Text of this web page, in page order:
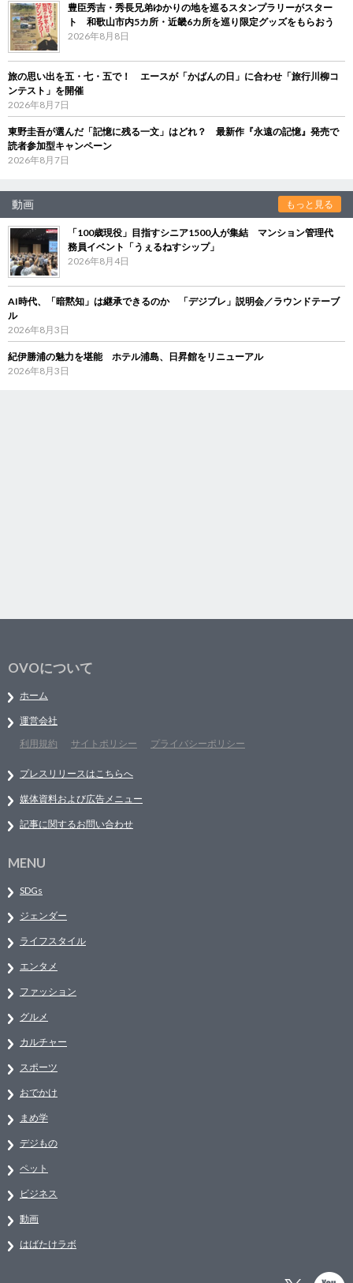
豊臣秀吉・秀長兄弟ゆかりの地を巡るスタンプラリーがスター
ト 和歌山市内5カ所・近畿6カ所を巡り限定グッズをもらおう
2026年8月8日
旅の思い出を五・七・五で！ エースが「かばんの日」に合わせ「旅行川柳コ
ンテスト」を開催
2026年8月7日
東野圭吾が選んだ「記憶に残る一文」はどれ？ 最新作『永遠の記憶』発売で
読者参加型キャンペーン
2026年8月7日
動画 もっと見る
「100歳現役」目指すシニア1500人が集結 マンション管理代
務員イベント「うぇるねすシップ」
2026年8月4日
AI時代、「暗黙知」は継承できるのか 「デジブレ」説明会／ラウンドテーブ
ル
2026年8月3日
紀伊勝浦の魅力を堪能 ホテル浦島、日昇館をリニューアル
2026年8月3日
OVOについて
ホーム
運営会社
利用規約
サイトポリシー プライバシーポリシー
プレスリリースはこちらへ
媒体資料および広告メニュー
記事に関するお問い合わせ
MENU
SDGs
ジェンダー
ライフスタイル
エンタメ
ファッション
グルメ
カルチャー
スポーツ
おでかけ
まめ学
デジもの
ペット
ビジネス
動画
はばたけラボ